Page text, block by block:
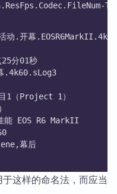
动.开幕
分01秒
.4k60.sLog3
1（Project 1）
能 EOS R6 MarkII
幕后
这样的命名法，而应当